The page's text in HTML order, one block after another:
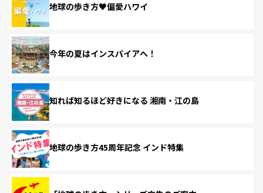
地球の歩き方♥偏愛ハワイ
今年の夏はインスパイアへ！
知れば知るほど好きになる 湘南・江の島
地球の歩き方45周年記念 インド特集